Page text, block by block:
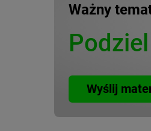
Ważny
Wyślij